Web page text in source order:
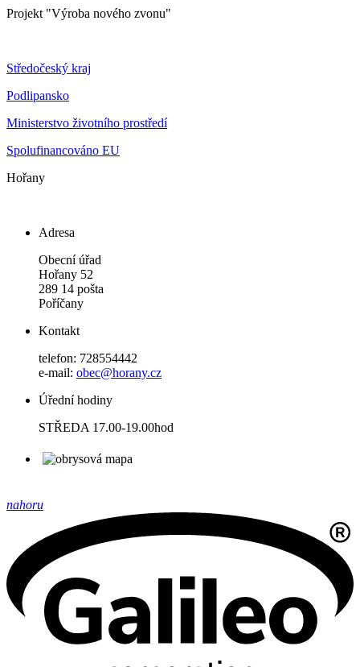
Projekt "Výroba nového zvonu"
Středočeský kraj
Podlipansko
Ministerstvo životního prostředí
Spolufinancováno EU
Hořany
Adresa
Obecní úřad
Hořany 52
289 14 pošta
Poříčany
Kontakt
telefon: 728554442
e-mail: obec@horany.cz
Úřední hodiny
STŘEDA 17.00-19.00hod
nahoru